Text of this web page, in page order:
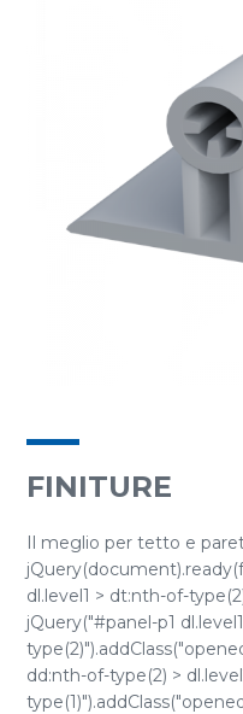
FINITURE
Il meglio per tetto e
dl.level1 > dt:nth-of-
jQuery("#panel-p1
dd:nth-of-type(2) >